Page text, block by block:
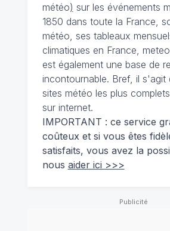
météo) sur les événements
1850 dans toute la France,
météo, ses tableaux
climatiques en France,
est également une base de
incontournable. Bref, il s'agit
sites météo les plus
sur internet.
IMPORTANT : ce service
coûteux et si vous êtes
satisfaits, vous avez la
nous aider ici >>>